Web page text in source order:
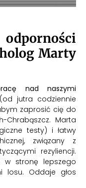
Marty
nad naszymi
(od jutra codziennie
zaprosić cię do
Chrabąszcz. Marta
testy) i łatwy
związany z
rezyliencji.
w stronę lepszego
losu. Oddaje głos